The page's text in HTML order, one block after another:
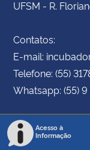
UFSM - R.
Contatos:
E-mail:
Telefone: (55)
Whatsapp: (55)
Acesso à
Informação